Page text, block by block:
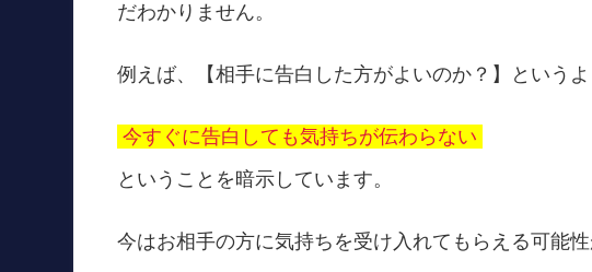
だわかりません。
例えば、【相手に告白した方がよいのか？】という
今すぐに告白しても気持ちが伝わらない
ということを暗示しています。
今はお相手の方に気持ちを受け入れてもらえる可能